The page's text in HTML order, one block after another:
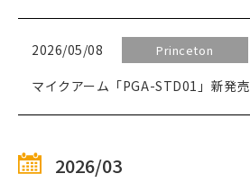
2026/05/08 Princeton
マイクアーム「PGA-STD01」新発売
2026/03